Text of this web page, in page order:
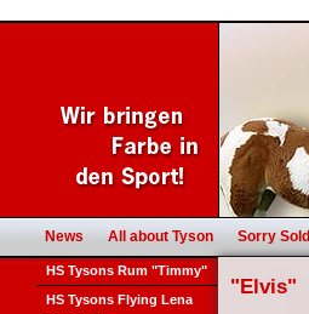
News All about Tyson Sorry Sold
HS Tysons Rum "Timmy"
HS Tysons Flying Lena
"Elvis"